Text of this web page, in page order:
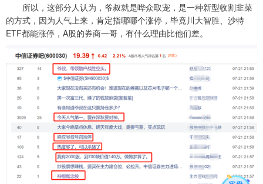
所以，这部分人认为，爷叔就是哗众取宠，是一种新型收割韭菜
的方式，因为人气上来，肯定指哪哪个涨停，毕竟川大智胜、沙特
ETF都能涨停，A股的券商一哥，有什么理由比他们差。